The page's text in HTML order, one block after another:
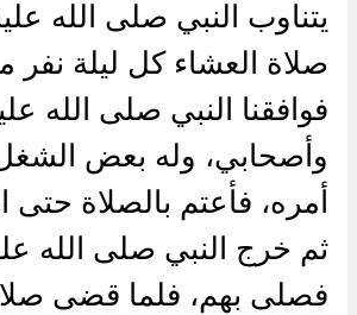
يتناوب النبي صلى الله
صلاة العشاء كل ليلة نفر
فوافقنا النبي صلى الله
وأصحابي، وله بعض
أمره، فأعتم بالصلاة حتى
ثم خرج النبي صلى الله
فصلى بهم، فلما قضى